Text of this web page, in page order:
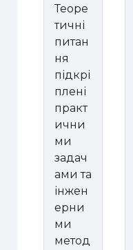
Теоре
тичні
питан
ня
підкрі
плені
практ
ични
ми
задач
ами та
інжен
ерни
ми
метод